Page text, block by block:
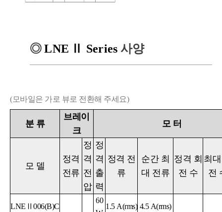
◎LNE Series 사양
(모바일은 가로 뷰로 전환해 주세요)
분 류
브레이
크
모 터
모 델
정격
전류
정
격
전
압
정
격
출
력
정격 전
류
순간 최
대 전류
정격 회
전 수
최
전
LNEⅡ006(B)C
60
1.5 A(rms) 4.5 A(rms)